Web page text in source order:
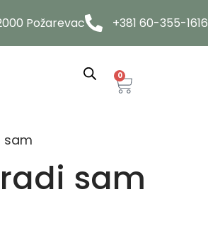
Požarevac +381 60-355-1616
0
sam
sam